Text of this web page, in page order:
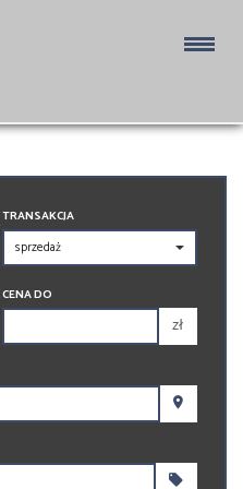
TRANSAKCJA
CENA DO
zł
200 000 zł
250 000 zł
300 000 zł